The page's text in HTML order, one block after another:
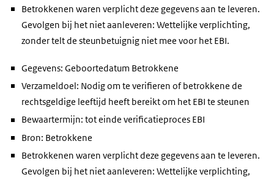
Betrokkenen waren verplicht deze gegevens aan te leveren.
Gevolgen bij het niet aanleveren: Wettelijke verplichting,
zonder telt de steunbetuignig niet mee voor het EBI.
Gegevens: Geboortedatum Betrokkene
Verzameldoel: Nodig om te verifieren of betrokkene de
rechtsgeldige leeftijd heeft bereikt om het EBI te steunen
Bewaartermijn: tot einde verificatieproces EBI
Bron: Betrokkene
Betrokkenen waren verplicht deze gegevens aan te leveren.
Gevolgen bij het niet aanleveren: Wettelijke verplichting,